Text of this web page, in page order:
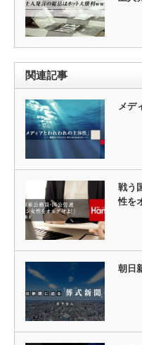
関連記事
メデ
戦う
性を
朝日